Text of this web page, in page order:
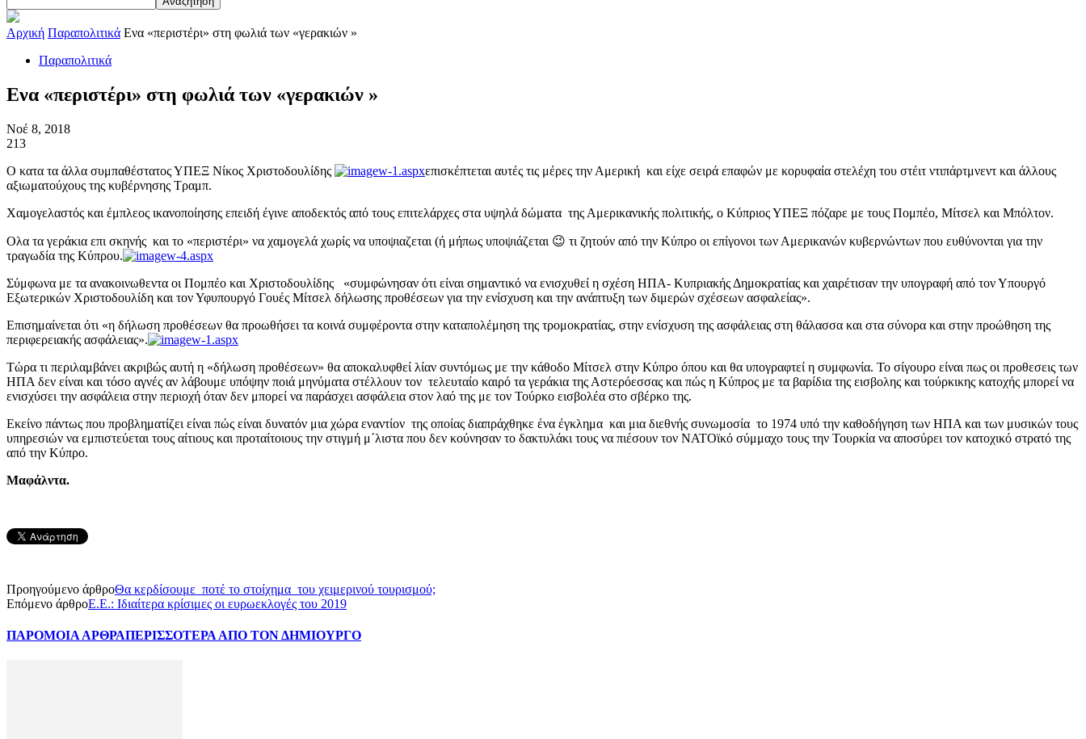
Αρχική Παραπολιτικά Ενα «περιστέρι» στη φωλιά των «γερακιών »
Παραπολιτικά
Ενα «περιστέρι» στη φωλιά των «γερακιών »
Νοέ 8, 2018
213
Ο κατα τα άλλα συμπαθέστατος ΥΠΕΞ Νίκος Χριστοδουλίδης
επισκέπτεται αυτές τις μέρες την Αμερική και είχε σειρά επαφών με κορυφαία στελέχη του στέιτ ντιπάρτμνεντ και άλλους
αξιωματούχους της κυβέρνησης Τραμπ.
Χαμογελαστός και έμπλεος ικανοποίησης επειδή έγινε αποδεκτός από τους επιτελάρχες στα υψηλά δώματα της Αμερικανικής πολιτικής, ο Κύπριος ΥΠΕΞ πόζαρε με τους Πομπέο, Μίτσελ και Μπόλτον.
Ολα τα γεράκια επι σκηνής και το «περιστέρι» να χαμογελά χωρίς να υποψιαζεται (ή μήπως υποψιάζεται 😉 τι ζητούν από την Κύπρο οι επίγονοι των Αμερικανών κυβερνώντων που ευθύνονται για την
τραγωδία της Κύπρου.
Σύμφωνα με τα ανακοινωθεντα οι Πομπέο και Χριστοδουλίδης «συμφώνησαν ότι είναι σημαντικό να ενισχυθεί η σχέση ΗΠΑ- Κυπριακής Δημοκρατίας και χαιρέτισαν την υπογραφή από τον Υπουργό
Εξωτερικών Χριστοδουλίδη και τον Υφυπουργό Γουές Μίτσελ δήλωσης προθέσεων για την ενίσχυση και την ανάπτυξη των διμερών σχέσεων ασφαλείας».
Επισημαίνεται ότι «η δήλωση προθέσεων θα προωθήσει τα κοινά συμφέροντα στην καταπολέμηση της τρομοκρατίας, στην ενίσχυση της ασφάλειας στη θάλασσα και στα σύνορα και στην προώθηση της
περιφερειακής ασφάλειας».
Τώρα τι περιλαμβάνει ακριβώς αυτή η «δήλωση προθέσεων» θα αποκαλυφθεί λίαν συντόμως με την κάθοδο Μίτσελ στην Κύπρο όπου και θα υπογραφτεί η συμφωνία. Το σίγουρο είναι πως οι προθεσεις των
ΗΠΑ δεν είναι και τόσο αγνές αν λάβουμε υπόψην ποιά μηνύματα στέλλουν τον τελευταίο καιρό τα γεράκια της Αστερόεσσας και πώς η Κύπρος με τα βαρίδια της εισβολης και τούρκικης κατοχής μπορεί να
ενισχύσει την ασφάλεια στην περιοχή όταν δεν μπορεί να παράσχει ασφάλεια στον λαό της με τον Τούρκο εισβολέα στο σβέρκο της.
Εκείνο πάντως που προβληματίζει είναι πώς είναι δυνατόν μια χώρα εναντίον της οποίας διαπράχθηκε ένα έγκλημα και μια διεθνής συνωμοσία το 1974 υπό την καθοδήγηση των ΗΠΑ και των μυσικών τους
υπηρεσιών να εμπιστεύεται τους αίτιους και προταίτοιους την στιγμή μ΄λιστα που δεν κούνησαν το δακτυλάκι τους να πιέσουν τον ΝΑΤΟϊκό σύμμαχο τους την Τουρκία να αποσύρει τον κατοχικό στρατό της
από την Κύπρο.
Μαφάλντα.
Προηγούμενο άρθροΘα κερδίσουμε ποτέ το στοίχημα του χειμερινού τουρισμού;
Επόμενο άρθροΕ.Ε.: Ιδιαίτερα κρίσιμες οι ευρωεκλογές του 2019
ΠΑΡΟΜΟΙΑ ΑΡΘΡΑΠΕΡΙΣΣΟΤΕΡΑ ΑΠΟ ΤΟΝ ΔΗΜΙΟΥΡΓΟ